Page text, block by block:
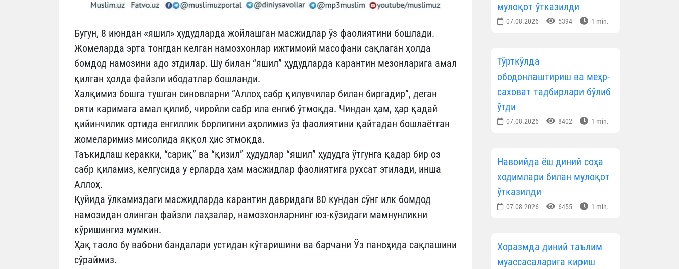
Бугун, 8 июндан «яшил» ҳудудларда жойлашган масжидлар ўз фаолиятини бошлади.
Жомеларда эрта тонгдан келган намозхонлар ижтимоий масофани сақлаган ҳолда
бомдод намозини адо этдилар. Шу билан “яшил” ҳудудларда карантин мезонларига амал
қилган ҳолда файзли ибодатлар бошланди.
Халқимиз бошга тушган синовларни “Аллоҳ сабр қилувчилар билан биргадир”, деган
ояти каримага амал қилиб, чиройли сабр ила енгиб ўтмоқда. Чиндан ҳам, ҳар қадай
қийинчилик ортида енгиллик борлигини аҳолимиз ўз фаолиятини қайтадан бошлаётган
жомеларимиз мисолида яққол ҳис этмоқда.
Таъкидлаш керакки, “сариқ” ва “қизил” ҳудудлар “яшил” ҳудудга ўтгунга қадар бир оз
сабр қиламиз, келгусида у ерларда ҳам масжидлар фаолиятига рухсат этилади, инша
Аллоҳ.
Қуйида ўлкамиздаги масжидларда карантин давридаги 80 кундан сўнг илк бомдод
намозидан олинган файзли лаҳзалар, намозхонларнинг юз-кўзидаги мамнунликни
кўришингиз мумкин.
Ҳақ таоло бу вабони бандалари устидан кўтаришини ва барчани Ўз паноҳида сақлашини
сўраймиз.
мулоқот ўтказилди
07.08.2026 5394 1 min.
Тўрткўлда
ободонлаштириш ва меҳр-
саховат тадбирлари бўлиб
ўтди
07.08.2026 8402 1 min.
Навоийда ёш диний соҳа
ходимлари билан мулоқот
ўтказилди
07.08.2026 6455 1 min.
Хоразмда диний таълим
муассасаларига кириш